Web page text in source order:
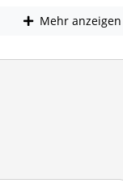
Mehr anzeigen